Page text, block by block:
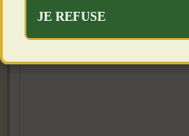
JE REFUSE